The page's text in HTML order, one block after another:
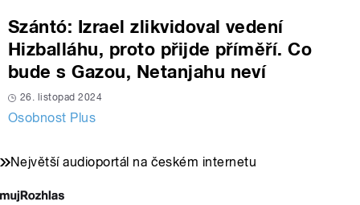
Szántó: Izrael zlikvidoval vedení
Hizballáhu, proto přijde příměří. Co
bude s Gazou, Netanjahu neví
26. listopad 2024
Osobnost Plus
Největší audioportál na českém internetu